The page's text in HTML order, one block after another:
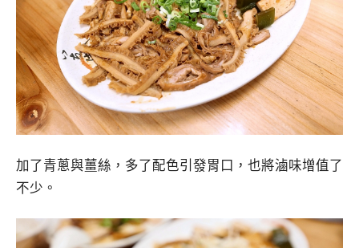
加了青蔥與薑絲，多了配色引發胃口，也將滷味增值了
不少。